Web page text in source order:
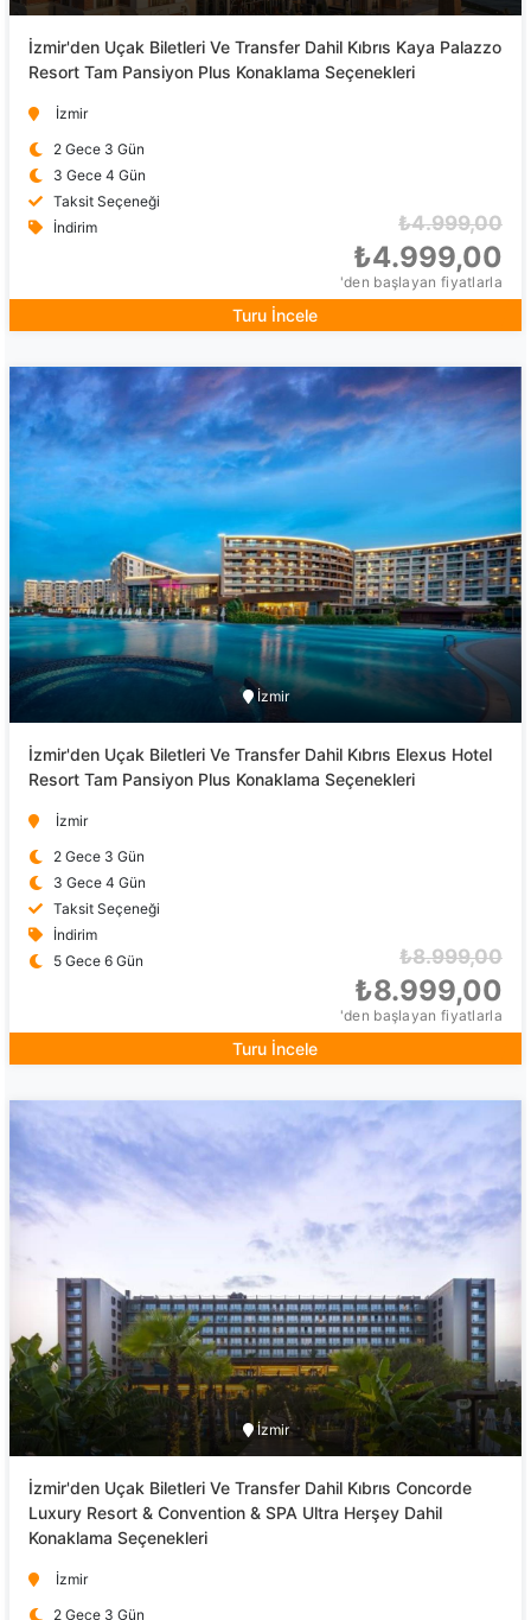
İzmir'den Uçak Biletleri Ve Transfer Dahil Kıbrıs Kaya Palazzo
Resort Tam Pansiyon Plus Konaklama Seçenekleri
İzmir
2 Gece 3 Gün
3 Gece 4 Gün
Taksit Seçeneği
İndirim
₺4.999,00
₺4.999,00
'den başlayan fiyatlarla
Turu İncele
İzmir
İzmir'den Uçak Biletleri Ve Transfer Dahil Kıbrıs Elexus Hotel
Resort Tam Pansiyon Plus Konaklama Seçenekleri
İzmir
2 Gece 3 Gün
3 Gece 4 Gün
Taksit Seçeneği
İndirim
5 Gece 6 Gün
₺8.999,00
₺8.999,00
'den başlayan fiyatlarla
Turu İncele
İzmir
İzmir'den Uçak Biletleri Ve Transfer Dahil Kıbrıs Concorde
Luxury Resort & Convention & SPA Ultra Herşey Dahil
Konaklama Seçenekleri
İzmir
2 Gece 3 Gün